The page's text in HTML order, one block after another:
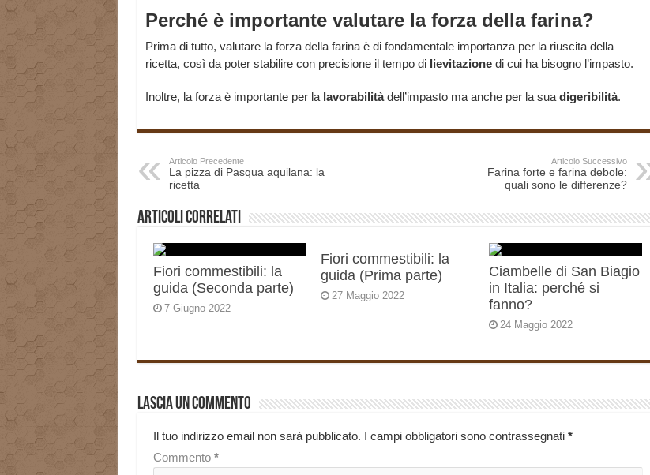
Perché è importante valutare la forza della farina?
Prima di tutto, valutare la forza della farina è di fondamentale importanza per la riuscita della
ricetta, così da poter stabilire con precisione il tempo di lievitazionedi cui ha bisogno l’impasto.
Inoltre, la forza è importante per la lavorabilitàdell’impasto ma anche per la sua digeribilità.
Articolo Precedente
La pizza di Pasqua aquilana: la
ricetta
Articolo Successivo
Farina forte e farina debole:
quali sono le differenze?
Articoli correlati
Fiori commestibili: la
guida (Seconda parte)
7 Giugno 2022
Fiori commestibili: la
guida (Prima parte)
27 Maggio 2022
Ciambelle di San Biagio
in Italia: perché si
fanno?
24 Maggio 2022
Lascia un commento
Il tuo indirizzo email non sarà pubblicato. I campi obbligatori sono contrassegnati *
Commento *